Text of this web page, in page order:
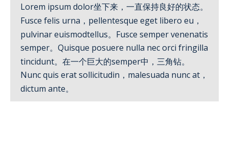
Lorem ipsum dolor坐下来，一直保持良好的状态。
Fusce felis urna，pellentesque eget libero eu，
pulvinar euismodtellus。 Fusce semper venenatis
semper。 Quisque posuere nulla nec orci fringilla
tincidunt。 在一个巨大的semper中，三角钻。
Nunc quis erat sollicitudin，malesuada nunc at，
dictum ante。